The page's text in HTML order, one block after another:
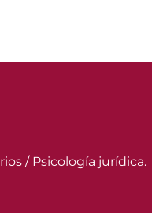
/ Psicología jurídica.